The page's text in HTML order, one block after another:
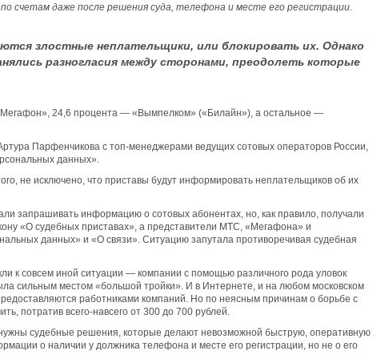
счетам даже после решения суда, телефона и месте его регистрации.
злостные неплательщики, или блокировать их. Однако
разногласия между сторонами, преодолеть которые
24,6 процента — «Вымпелком» («Билайн»), а остальное —
Парфенчикова с топ-менеджерами ведущих сотовых операторов России,
данных».
не исключено, что приставы будут информировать неплательщиков об их
запрашивать информацию о сотовых абонентах, но, как правило, получали
«О судебных приставах», а представители МТС, «Мегафона» и
данных» и «О связи». Ситуацию запутала противоречивая судебная
к совсем иной ситуации — компании с помощью различного рода уловок
сильным местом «большой тройки». И в Интернете, и на любом московском
работниками компаний. Но по неясным причинам о борьбе с
потратив всего-навсего от 300 до 700 рублей.
судебные решения, которые делают невозможной быструю, оперативную
о наличии у должника телефона и месте его регистрации, но не о его